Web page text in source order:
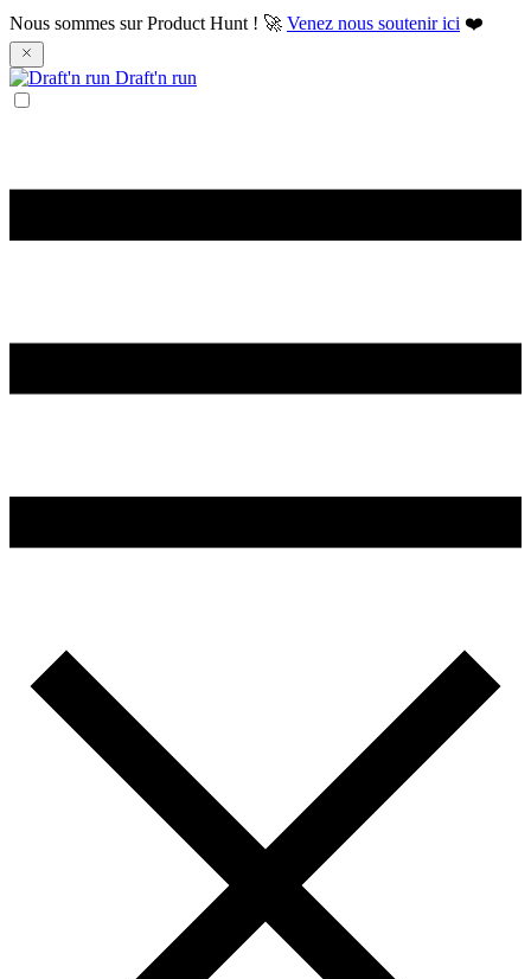
Nous sommes sur Product Hunt ! 🚀 Venez nous soutenir ici ❤️
Draft'n run